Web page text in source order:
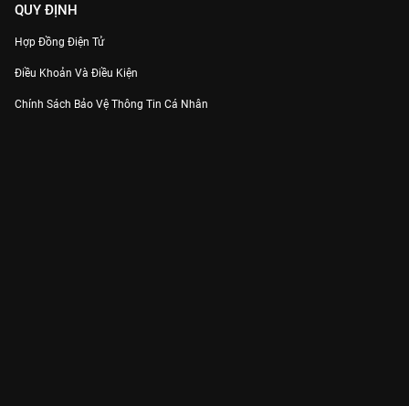
QUY ĐỊNH
Hợp Đồng Điện Tử
Điều Khoản Và Điều Kiện
Chính Sách Bảo Vệ Thông Tin Cá Nhân